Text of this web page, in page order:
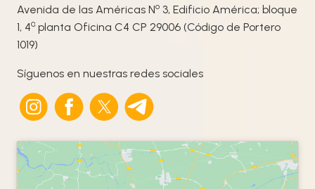
Avenida de las Américas No 3, Edificio América; bloque
1, 4ª planta Oficina C4 CP 29006 (Código de Portero
1019)
Síguenos en nuestras redes sociales